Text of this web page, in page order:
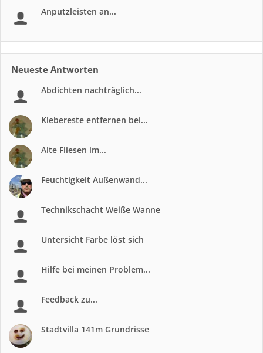
Anputzleisten an...
Neueste Antworten
Abdichten nachträglich...
Klebereste entfernen bei...
Alte Fliesen im...
Feuchtigkeit Außenwand...
Technikschacht Weiße Wanne
Untersicht Farbe löst sich
Hilfe bei meinen Problem...
Feedback zu...
Stadtvilla 141m Grundrisse